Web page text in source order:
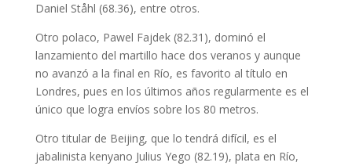
Daniel Ståhl (68.36), entre otros.
Otro polaco, Pawel Fajdek (82.31), dominó el
lanzamiento del martillo hace dos veranos y aunque
no avanzó a la final en Río, es favorito al título en
Londres, pues en los últimos años regularmente es el
único que logra envíos sobre los 80 metros.
Otro titular de Beijing, que lo tendrá difícil, es el
jabalinista kenyano Julius Yego (82.19), plata en Río,